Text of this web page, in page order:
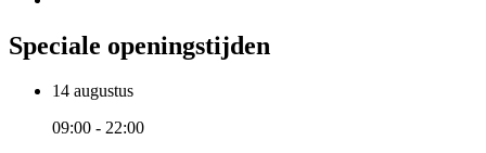
Speciale openingstijden
14 augustus
09:00 - 22:00